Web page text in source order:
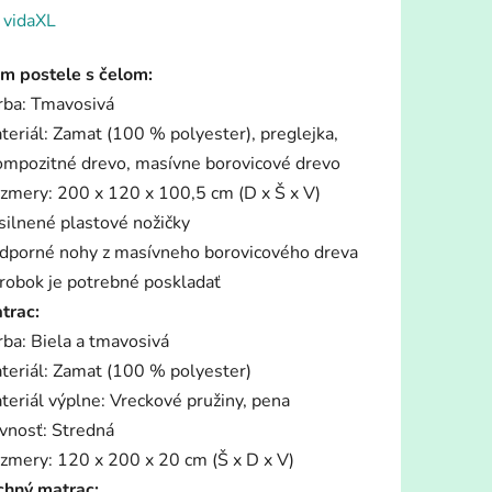
vidaXL
postele s čelom:
Tmavosivá
Zamat (100 % polyester), preglejka,
drevo, masívne borovicové drevo
200 x 120 x 100,5 cm (D x Š x V)
plastové nožičky
nohy z masívneho borovicového dreva
je potrebné poskladať
Biela a tmavosivá
Zamat (100 % polyester)
výplne: Vreckové pružiny, pena
Stredná
120 x 200 x 20 cm (Š x D x V)